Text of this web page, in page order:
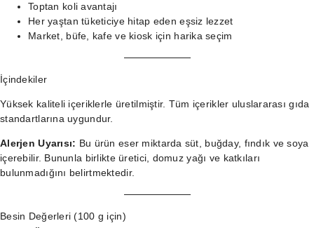
Toptan koli avantajı
Her yaştan tüketiciye hitap eden eşsiz lezzet
Market, büfe, kafe ve kiosk için harika seçim
İçindekiler
Yüksek kaliteli içeriklerle üretilmiştir. Tüm içerikler uluslararası gıda
standartlarına uygundur.
Alerjen Uyarısı: Bu ürün eser miktarda süt, buğday, fındık ve soya
içerebilir. Bununla birlikte üretici, domuz yağı ve katkıları
bulunmadığını belirtmektedir.
Besin Değerleri (100 g için)